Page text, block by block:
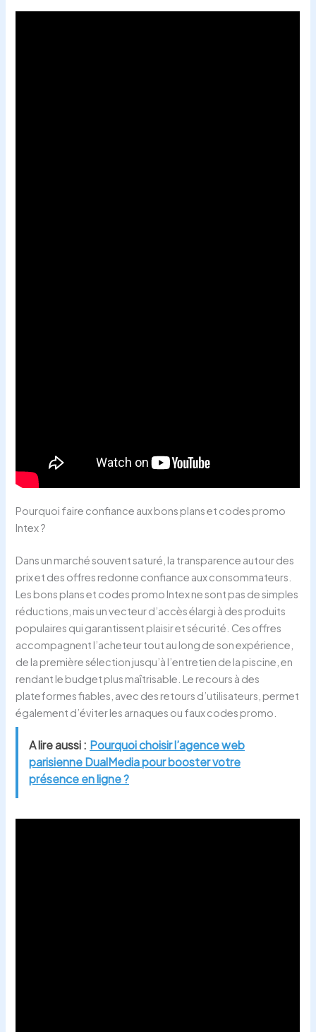
Pourquoi faire confiance aux bons plans et codes promo
Intex ?
Dans un marché souvent saturé, la transparence autour des
prix et des offres redonne confiance aux consommateurs.
Les bons plans et codes promo Intex ne sont pas de simples
réductions, mais un vecteur d’accès élargi à des produits
populaires qui garantissent plaisir et sécurité. Ces offres
accompagnent l’acheteur tout au long de son expérience,
de la première sélection jusqu’à l’entretien de la piscine, en
rendant le budget plus maîtrisable. Le recours à des
plateformes fiables, avec des retours d’utilisateurs, permet
également d’éviter les arnaques ou faux codes promo.
A lire aussi : Pourquoi choisir l’agence web
parisienne DualMedia pour booster votre
présence en ligne ?